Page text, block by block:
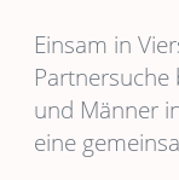
Einsam in
und Männer
eine